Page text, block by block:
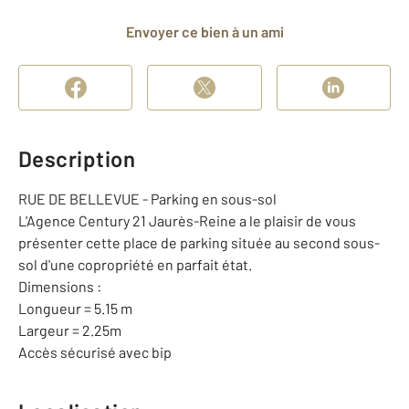
Envoyer ce bien à un ami
Description
RUE DE BELLEVUE - Parking en sous-sol
L'Agence Century 21 Jaurès-Reine a le plaisir de vous
présenter cette place de parking située au second sous-
sol d'une copropriété en parfait état.
Dimensions :
Longueur = 5.15 m
Largeur = 2.25m
Accès sécurisé avec bip